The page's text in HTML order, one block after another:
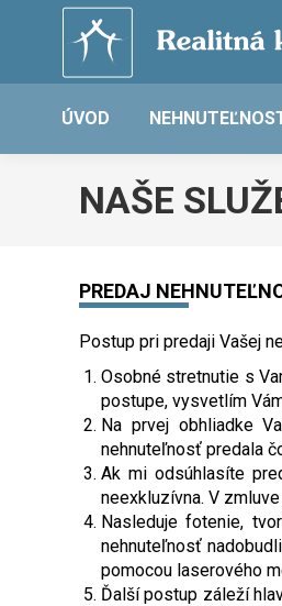
ÚVOD
NAŠE
PREDAJ
Postup pri predaji Vašej
Osobné stretnutie s
postupe, vysvetlím
Na prvej obhliadke
nehnuteľnosť predala
Ak mi odsúhlasíte
neexkluzívna. V
Nasleduje fotenie,
nehnuteľnosť
pomocou laserového
Ďalší postup záleží